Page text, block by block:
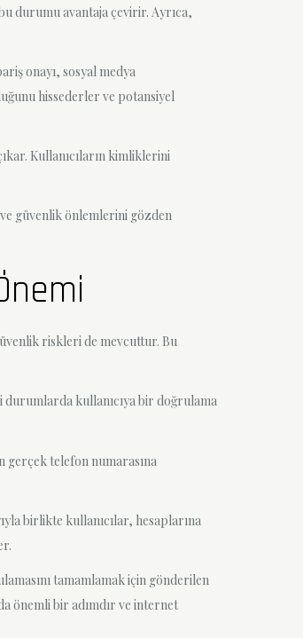
durumu avantaja çevirir. Ayrıca,
onayı, sosyal medya
hissederler ve potansiyel
Kullanıcıların kimliklerini
güvenlik önlemlerini gözden
riskleri de mevcuttur. Bu
durumlarda kullanıcıya bir doğrulama
gerçek telefon numarasına
birlikte kullanıcılar, hesaplarına
tamamlamak için gönderilen
önemli bir adımdır ve internet